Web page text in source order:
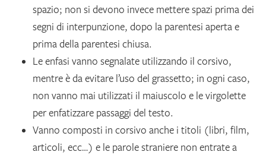
spazio; non si devono invece mettere spazi prima dei
segni di interpunzione, dopo la parentesi aperta e
prima della parentesi chiusa.
Le enfasi vanno segnalate utilizzando il corsivo,
mentre è da evitare l’uso del grassetto; in ogni caso,
non vanno mai utilizzati il maiuscolo e le virgolette
per enfatizzare passaggi del testo.
Vanno composti in corsivo anche i titoli (libri, film,
articoli, ecc…) e le parole straniere non entrate a